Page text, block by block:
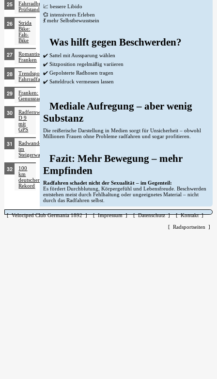
Fahrradbranche
Prüfstand
Strida
Bike:
Falt-
Bike
Romantisches
Franken
Trendsport
Fahrradfahren
Franken:
Genussradeln
Radfernweg
D 9
mit
GPS
Radwandern
im
Steigerwald
100
km
deutscher
Rekord
📈 bessere Libido
💞 intensiveres Erleben
💃 mehr Selbstbewusstsein
Was hilft gegen Beschwerden?
✔️ Sattel mit Aussparung wählen
✔️ Sitzposition regelmäßig variieren
✔️ Gepolsterte Radhosen tragen
✔️ Satteldruck vermessen lassen
Mediale Aufregung – aber wenig
Substanz
Die reißerische Darstellung in Medien sorgt für Unsicherheit – obwohl
Millionen Frauen ohne Probleme radfahren und sogar profitieren.
Fazit: Mehr Bewegung – mehr
Empfinden
Radfahren schadet nicht der Sexualität – im Gegenteil:
Es fördert Durchblutung, Körpergefühl und Lebensfreude. Beschwerden
entstehen meist durch Fehlhaltung oder ungeeignetes Material – nicht
durch das Radfahren selbst.
[ Velociped Club Germania 1892 ] [ Impressum ] [ Datenschutz ]
[ Kontakt ]
[ Radsportseiten ]